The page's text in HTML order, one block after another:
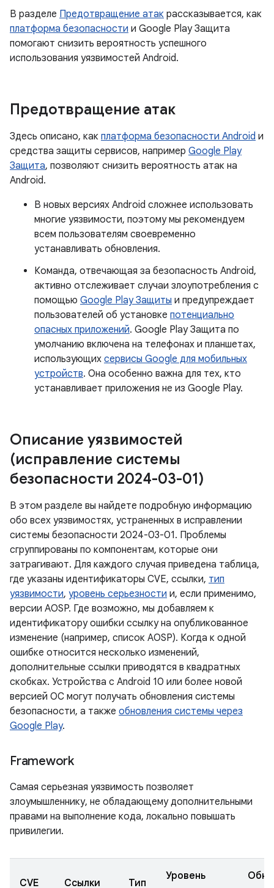
В разделе Предотвращение атак рассказывается, как
платформа безопасности и Google Play Защита
помогают снизить вероятность успешного
использования уязвимостей Android.
Предотвращение атак
Здесь описано, как платформа безопасности Android и
средства защиты сервисов, например Google Play
Защита, позволяют снизить вероятность атак на
Android.
В новых версиях Android сложнее использовать
многие уязвимости, поэтому мы рекомендуем
всем пользователям своевременно
устанавливать обновления.
Команда, отвечающая за безопасность Android,
активно отслеживает случаи злоупотребления с
помощью Google Play Защиты и предупреждает
пользователей об установке потенциально
опасных приложений. Google Play Защита по
умолчанию включена на телефонах и планшетах,
использующих сервисы Google для мобильных
устройств. Она особенно важна для тех, кто
устанавливает приложения не из Google Play.
Описание уязвимостей
(исправление системы
безопасности 2024-03-01)
В этом разделе вы найдете подробную информацию
обо всех уязвимостях, устраненных в исправлении
системы безопасности 2024-03-01. Проблемы
сгруппированы по компонентам, которые они
затрагивают. Для каждого случая приведена таблица,
где указаны идентификаторы CVE, ссылки, тип
уязвимости, уровень серьезности и, если применимо,
версии AOSP. Где возможно, мы добавляем к
идентификатору ошибки ссылку на опубликованное
изменение (например, список AOSP). Когда к одной
ошибке относится несколько изменений,
дополнительные ссылки приводятся в квадратных
скобках. Устройства с Android 10 или более новой
версией ОС могут получать обновления системы
безопасности, а также обновления системы через
Google Play.
Framework
Самая серьезная уязвимость позволяет
злоумышленнику, не обладающему дополнительными
правами на выполнение кода, локально повышать
привилегии.
CVE Ссылки Тип
Уровень